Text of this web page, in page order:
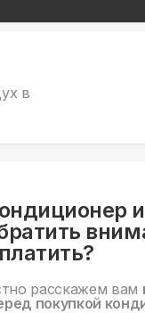
в
расскажем вам
покупкой